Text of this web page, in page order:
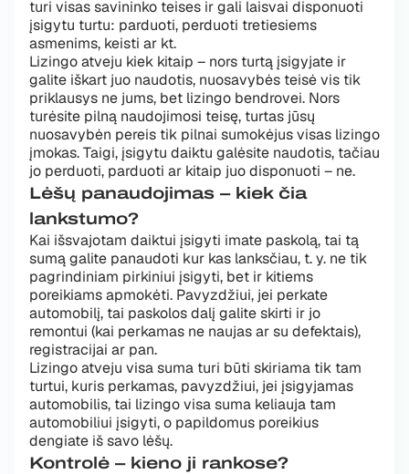
turi visas savininko teises ir gali laisvai disponuoti
įsigytu turtu: parduoti, perduoti tretiesiems
asmenims, keisti ar kt.
Lizingo atveju kiek kitaip – nors turtą įsigyjate ir
galite iškart juo naudotis, nuosavybės teisė vis tik
priklausys ne jums, bet lizingo bendrovei. Nors
turėsite pilną naudojimosi teisę, turtas jūsų
nuosavybėn pereis tik pilnai sumokėjus visas lizingo
įmokas. Taigi, įsigytu daiktu galėsite naudotis, tačiau
jo perduoti, parduoti ar kitaip juo disponuoti – ne.
Lėšų panaudojimas – kiek čia
lankstumo?
Kai išsvajotam daiktui įsigyti imate paskolą, tai tą
sumą galite panaudoti kur kas lanksčiau, t. y. ne tik
pagrindiniam pirkiniui įsigyti, bet ir kitiems
poreikiams apmokėti. Pavyzdžiui, jei perkate
automobilį, tai paskolos dalį galite skirti ir jo
remontui (kai perkamas ne naujas ar su defektais),
registracijai ar pan.
Lizingo atveju visa suma turi būti skiriama tik tam
turtui, kuris perkamas, pavyzdžiui, jei įsigyjamas
automobilis, tai lizingo visa suma keliauja tam
automobiliui įsigyti, o papildomus poreikius
dengiate iš savo lėšų.
Kontrolė – kieno ji rankose?